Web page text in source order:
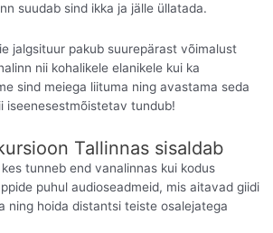
suudab sind ikka ja jälle üllatada.
jalgsituur pakub suurepärast võimalust
nii kohalikele elanikele kui ka
sind meiega liituma ning avastama seda
iseenesestmõistetav tundub!
Tallinnas sisaldab
kes tunneb end vanalinnas kui kodus
puhul audioseadmeid, mis aitavad giidi
ning hoida distantsi teiste osalejatega